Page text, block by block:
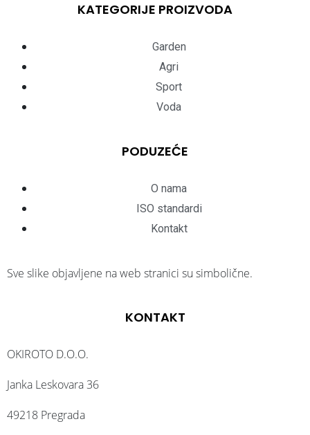
KATEGORIJE PROIZVODA
Garden
Agri
Sport
Voda
PODUZEĆE
O nama
ISO standardi
Kontakt
Sve slike objavljene na web stranici su simbolične.
KONTAKT
OKIROTO D.O.O.
Janka Leskovara 36
49218 Pregrada